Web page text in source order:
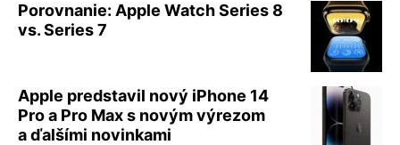
Porovnanie: Apple Watch Series 8
vs. Series 7
Apple predstavil nový iPhone 14
Pro a Pro Max s novým výrezom
a ďalšími novinkami